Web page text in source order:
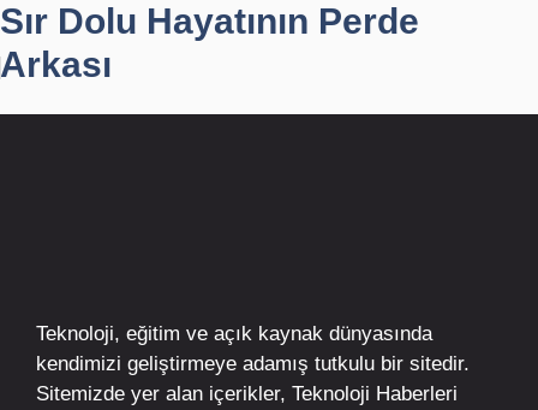
Sır Dolu Hayatının Perde
Arkası
Teknoloji, eğitim ve açık kaynak dünyasında
kendimizi geliştirmeye adamış tutkulu bir sitedir.
Sitemizde yer alan içerikler, Teknoloji Haberleri